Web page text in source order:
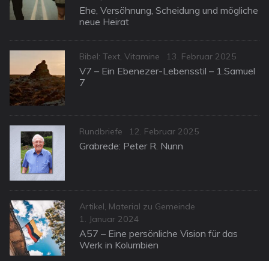
on
Ehe, Versöhnung, Scheidung und mögliche
neue Heirat
Categories
Bibel: Text, Vitamine
Posted
on
13. Februar 2025
V7 – Ein Ebenezer-Lebensstil – 1.Samuel
7
Categories
Rundbriefe
Posted
on
12. Februar 2025
Grabrede: Peter R. Nunn
Categories
Artikel, Material zu Gemeinde
Posted
on
1. Januar 2024
A57 – Eine persönliche Vision für das
Werk in Kolumbien